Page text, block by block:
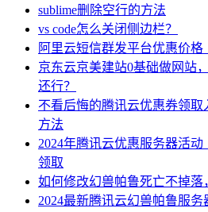
sublime删除空行的方法
vs code怎么关闭侧边栏？
阿里云短信群发平台优惠价
京东云京美建站0基础做网站
还行？
不看后悔的腾讯云优惠券领取
方法
2024年腾讯云优惠服务器活
领取
如何修改幻兽帕鲁死亡不掉落
2024最新腾讯云幻兽帕鲁服务